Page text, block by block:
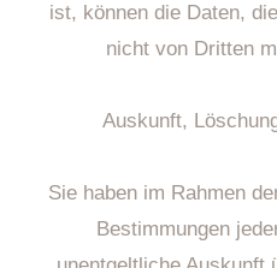
ist, können die Daten,
nicht von Dritten
Auskunft,
Sie haben im Rahmen
Bestimmungen